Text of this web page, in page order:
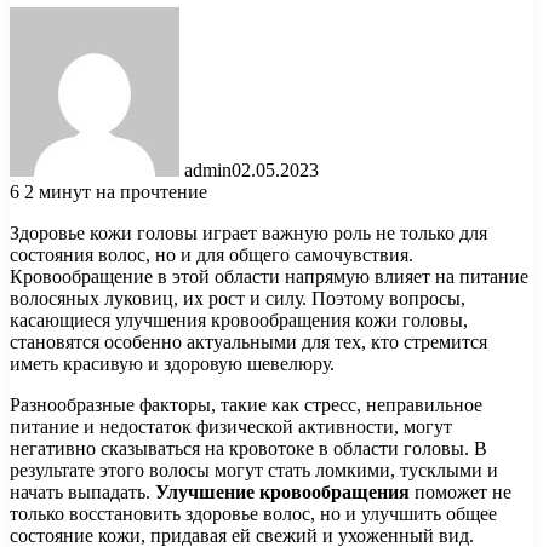
admin02.05.2023
6 2 минут на прочтение
Здоровье кожи головы играет важную роль не только для
состояния волос, но и для общего самочувствия.
Кровообращение в этой области напрямую влияет на питание
волосяных луковиц, их рост и силу. Поэтому вопросы,
касающиеся улучшения кровообращения кожи головы,
становятся особенно актуальными для тех, кто стремится
иметь красивую и здоровую шевелюру.
Разнообразные факторы, такие как стресс, неправильное
питание и недостаток физической активности, могут
негативно сказываться на кровотоке в области головы. В
результате этого волосы могут стать ломкими, тусклыми и
начать выпадать. Улучшение кровообращения поможет не
только восстановить здоровье волос, но и улучшить общее
состояние кожи, придавая ей свежий и ухоженный вид.